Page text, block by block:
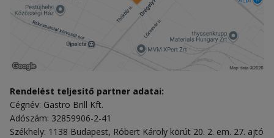
Rendelést teljesítő partner adatai:
Cégnév: Gastro Brill Kft.
Adószám: 32859906-2-41
Székhely: 1138 Budapest, Róbert Károly körút 20. 2. em. 27. ajtó